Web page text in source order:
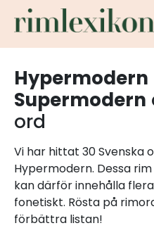
Hypermodern
Supermodern
ord
Vi har hittat 30 Svenska
Hypermodern. Dessa
kan därför innehålla
fonetiskt. Rösta på
förbättra listan!